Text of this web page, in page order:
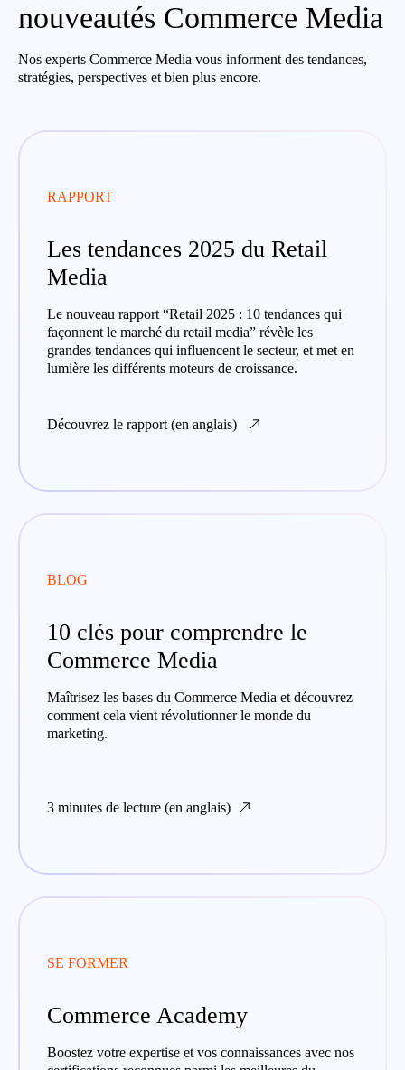
nouveautés Commerce Media
Nos experts Commerce Media vous informent des tendances,
stratégies, perspectives et bien plus encore.
RAPPORT
Les tendances 2025 du Retail
Media
Le nouveau rapport “Retail 2025 : 10 tendances qui
façonnent le marché du retail media” révèle les
grandes tendances qui influencent le secteur, et met en
lumière les différents moteurs de croissance.
Découvrez le rapport (en anglais)
BLOG
10 clés pour comprendre le
Commerce Media
Maîtrisez les bases du Commerce Media et découvrez
comment cela vient révolutionner le monde du
marketing.
3 minutes de lecture (en anglais)
SE FORMER
Commerce Academy
Boostez votre expertise et vos connaissances avec nos